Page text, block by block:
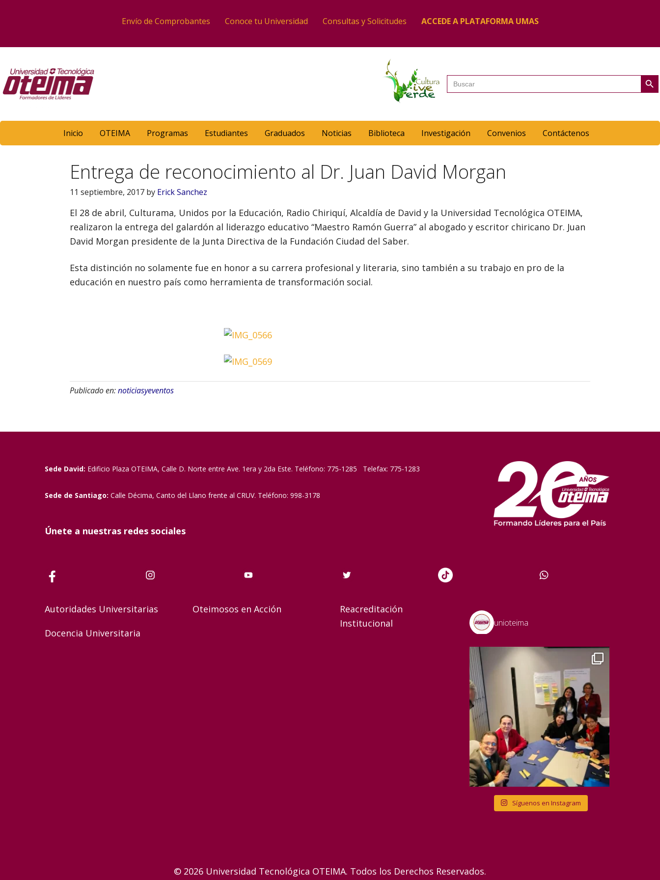
Envío de Comprobantes Conoce tu Universidad Consultas y Solicitudes ACCEDE A PLATAFORMA UMAS
Buscar: Botón de
Inicio OTEIMA Programas Estudiantes Graduados Noticias Biblioteca Investigación Convenios Contáctenos
Entrega de reconocimiento al Dr. Juan David Morgan
11 septiembre, 2017 by Erick Sanchez
El 28 de abril, Culturama, Unidos por la Educación, Radio Chiriquí, Alcaldía de David y la Universidad Tecnológica OTEIMA,
realizaron la entrega del galardón al liderazgo educativo “Maestro Ramón Guerra” al abogado y escritor chiricano Dr. Juan
David Morgan presidente de la Junta Directiva de la Fundación Ciudad del Saber.
Esta distinción no solamente fue en honor a su carrera profesional y literaria, sino también a su trabajo en pro de la
educación en nuestro país como herramienta de transformación social.
Publicado en:noticiasyeventos
Sede David: Edificio Plaza OTEIMA, Calle D. Norte entre Ave. 1era y 2da Este. Teléfono: 775-1285 Telefax: 775-1283
Sede de Santiago: Calle Décima, Canto del Llano frente al CRUV. Teléfono: 998-3178
Únete a nuestras redes sociales
Autoridades Universitarias
Docencia Universitaria
Oteimosos en Acción
Reacreditación
Institucional
unioteima
Síguenos en Instagram
© 2026 Universidad Tecnológica OTEIMA. Todos los Derechos Reservados.